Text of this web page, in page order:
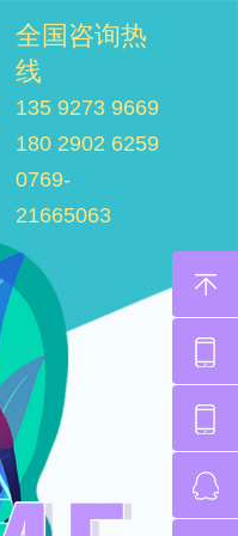
全国咨询热
线
135 9273 9669
180 2902 6259
0769-
21665063